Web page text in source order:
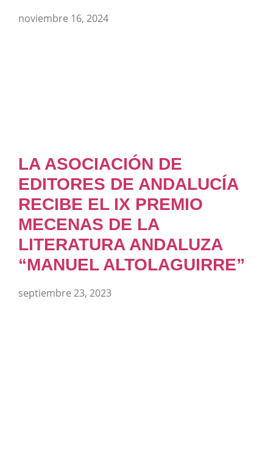
noviembre 16, 2024
LA ASOCIACIÓN DE
EDITORES DE ANDALUCÍA
RECIBE EL IX PREMIO
MECENAS DE LA
LITERATURA ANDALUZA
“MANUEL ALTOLAGUIRRE”
septiembre 23, 2023